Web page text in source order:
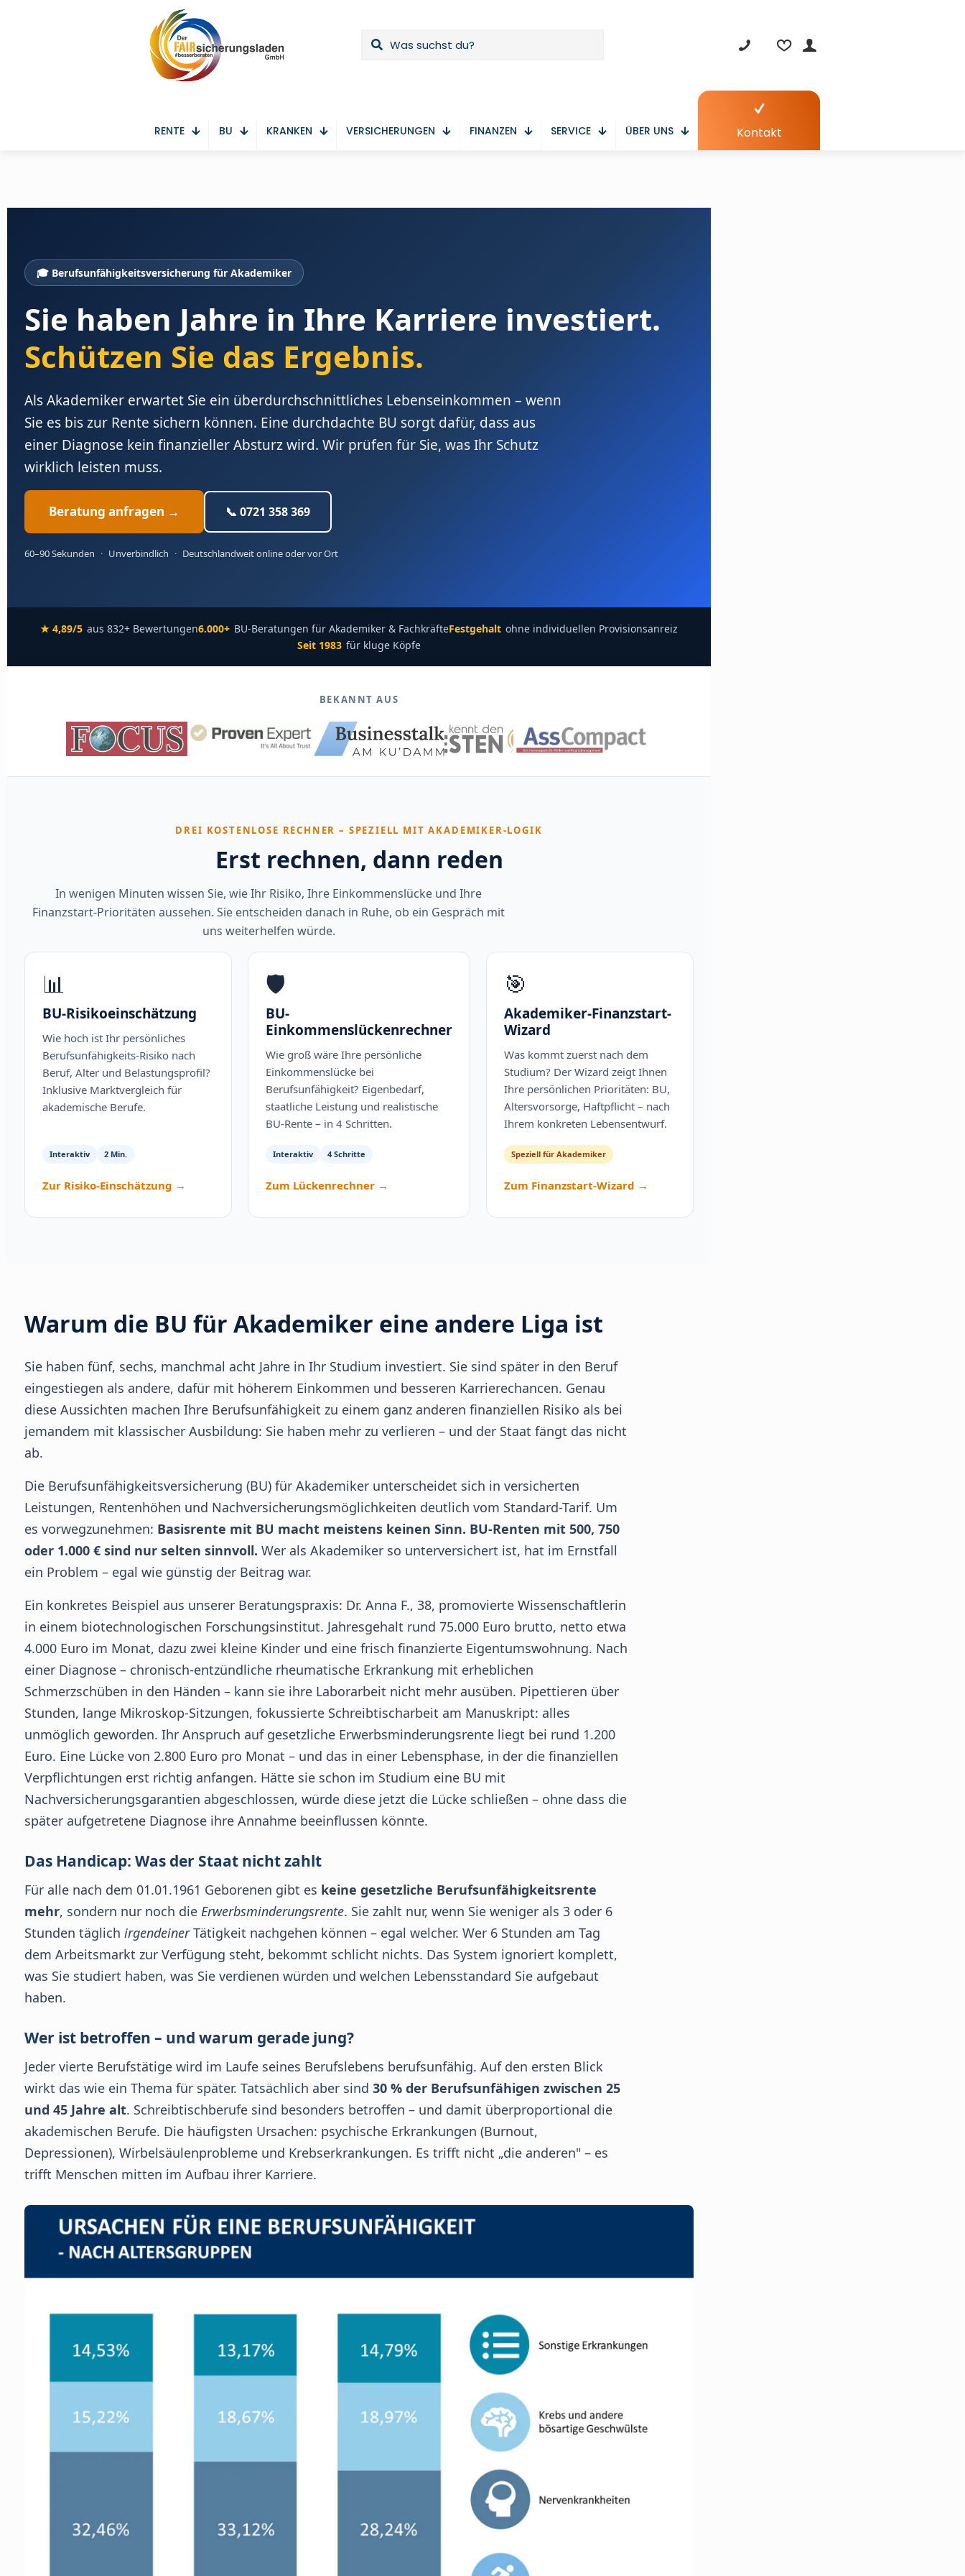
RENTE BU KRANKEN VERSICHERUNGEN FINANZEN SERVICE ÜBER UNS Kontakt
🎓 Berufsunfähigkeitsversicherung für Akademiker
Sie haben Jahre in Ihre Karriere investiert.
Schützen Sie das Ergebnis.
Als Akademiker erwartet Sie ein überdurchschnittliches Lebenseinkommen – wenn
Sie es bis zur Rente sichern können. Eine durchdachte BU sorgt dafür, dass aus
einer Diagnose kein finanzieller Absturz wird. Wir prüfen für Sie, was Ihr Schutz
wirklich leisten muss.
Beratung anfragen → 📞 0721 358 369
60–90 Sekunden · Unverbindlich · Deutschlandweit online oder vor Ort
★ 4,89/5 aus 832+ Bewertungen6.000+ BU-Beratungen für Akademiker & FachkräfteFestgehalt ohne individuellen Provisionsanreiz
Seit 1983 für kluge Köpfe
BEKANNT AUS
DREI KOSTENLOSE RECHNER – SPEZIELL MIT AKADEMIKER-LOGIK
Erst rechnen, dann reden
In wenigen Minuten wissen Sie, wie Ihr Risiko, Ihre Einkommenslücke und Ihre
Finanzstart-Prioritäten aussehen. Sie entscheiden danach in Ruhe, ob ein Gespräch mit
uns weiterhelfen würde.
📊
BU-Risikoeinschätzung
Wie hoch ist Ihr persönliches
Berufsunfähigkeits-Risiko nach
Beruf, Alter und Belastungsprofil?
Inklusive Marktvergleich für
akademische Berufe.
Interaktiv 2 Min.
Zur Risiko-Einschätzung →
🛡
BU-
Einkommenslückenrechner
Wie groß wäre Ihre persönliche
Einkommenslücke bei
Berufsunfähigkeit? Eigenbedarf,
staatliche Leistung und realistische
BU-Rente – in 4 Schritten.
Interaktiv 4 Schritte
Zum Lückenrechner →
🎯
Akademiker-Finanzstart-
Wizard
Was kommt zuerst nach dem
Studium? Der Wizard zeigt Ihnen
Ihre persönlichen Prioritäten: BU,
Altersvorsorge, Haftpflicht – nach
Ihrem konkreten Lebensentwurf.
Speziell für Akademiker
Zum Finanzstart-Wizard →
Warum die BU für Akademiker eine andere Liga ist
Sie haben fünf, sechs, manchmal acht Jahre in Ihr Studium investiert. Sie sind später in den Beruf
eingestiegen als andere, dafür mit höherem Einkommen und besseren Karrierechancen. Genau
diese Aussichten machen Ihre Berufsunfähigkeit zu einem ganz anderen finanziellen Risiko als bei
jemandem mit klassischer Ausbildung: Sie haben mehr zu verlieren – und der Staat fängt das nicht
ab.
Die Berufsunfähigkeitsversicherung (BU) für Akademiker unterscheidet sich in versicherten
Leistungen, Rentenhöhen und Nachversicherungsmöglichkeiten deutlich vom Standard-Tarif. Um
es vorwegzunehmen: Basisrente mit BU macht meistens keinen Sinn. BU-Renten mit 500, 750
oder 1.000 € sind nur selten sinnvoll. Wer als Akademiker so unterversichert ist, hat im Ernstfall
ein Problem – egal wie günstig der Beitrag war.
Ein konkretes Beispiel aus unserer Beratungspraxis: Dr. Anna F., 38, promovierte Wissenschaftlerin
in einem biotechnologischen Forschungsinstitut. Jahresgehalt rund 75.000 Euro brutto, netto etwa
4.000 Euro im Monat, dazu zwei kleine Kinder und eine frisch finanzierte Eigentumswohnung. Nach
einer Diagnose – chronisch-entzündliche rheumatische Erkrankung mit erheblichen
Schmerzschüben in den Händen – kann sie ihre Laborarbeit nicht mehr ausüben. Pipettieren über
Stunden, lange Mikroskop-Sitzungen, fokussierte Schreibtischarbeit am Manuskript: alles
unmöglich geworden. Ihr Anspruch auf gesetzliche Erwerbsminderungsrente liegt bei rund 1.200
Euro. Eine Lücke von 2.800 Euro pro Monat – und das in einer Lebensphase, in der die finanziellen
Verpflichtungen erst richtig anfangen. Hätte sie schon im Studium eine BU mit
Nachversicherungsgarantien abgeschlossen, würde diese jetzt die Lücke schließen – ohne dass die
später aufgetretene Diagnose ihre Annahme beeinflussen könnte.
Das Handicap: Was der Staat nicht zahlt
Für alle nach dem 01.01.1961 Geborenen gibt es keine gesetzliche Berufsunfähigkeitsrente
mehr, sondern nur noch die Erwerbsminderungsrente. Sie zahlt nur, wenn Sie weniger als 3 oder 6
Stunden täglich irgendeinerTätigkeit nachgehen können – egal welcher. Wer 6 Stunden am Tag
dem Arbeitsmarkt zur Verfügung steht, bekommt schlicht nichts. Das System ignoriert komplett,
was Sie studiert haben, was Sie verdienen würden und welchen Lebensstandard Sie aufgebaut
haben.
Wer ist betroffen – und warum gerade jung?
Jeder vierte Berufstätige wird im Laufe seines Berufslebens berufsunfähig. Auf den ersten Blick
wirkt das wie ein Thema für später. Tatsächlich aber sind 30 % der Berufsunfähigen zwischen 25
und 45 Jahre alt. Schreibtischberufe sind besonders betroffen – und damit überproportional die
akademischen Berufe. Die häufigsten Ursachen: psychische Erkrankungen (Burnout,
Depressionen), Wirbelsäulenprobleme und Krebserkrankungen. Es trifft nicht „die anderen" – es
trifft Menschen mitten im Aufbau ihrer Karriere.